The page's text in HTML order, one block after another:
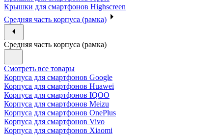
Крышки для смартфонов Highscreen
Средняя часть корпуса (рамка)
Средняя часть корпуса (рамка)
Смотреть все товары
Корпуса для смартфонов Google
Корпуса для смартфонов Huawei
Корпуса для смартфонов IQOO
Корпуса для смартфонов Meizu
Корпуса для смартфонов OnePlus
Корпуса для смартфонов Vivo
Корпуса для смартфонов Xiaomi